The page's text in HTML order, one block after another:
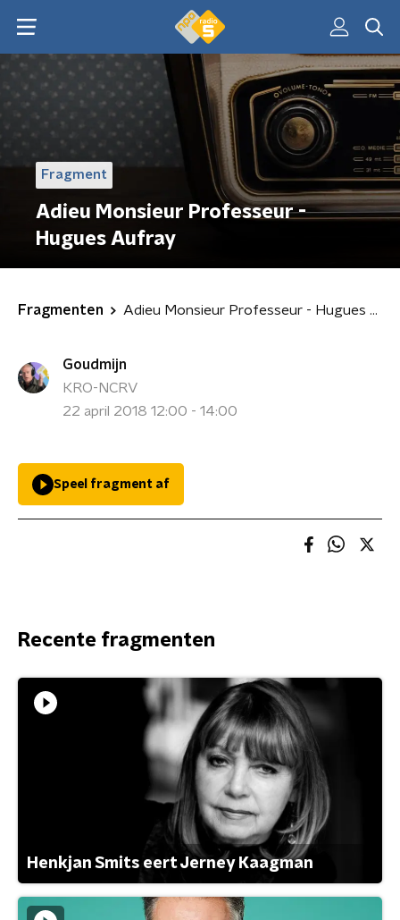
Fragment
Adieu Monsieur Professeur -
Hugues Aufray
Fragmenten Adieu Monsieur Professeur - Hugues Aufray
Goudmijn
KRO-NCRV
22 april 2018 12:00 - 14:00
Speel fragment af
Recente fragmenten
Henkjan Smits eert Jerney Kaagman